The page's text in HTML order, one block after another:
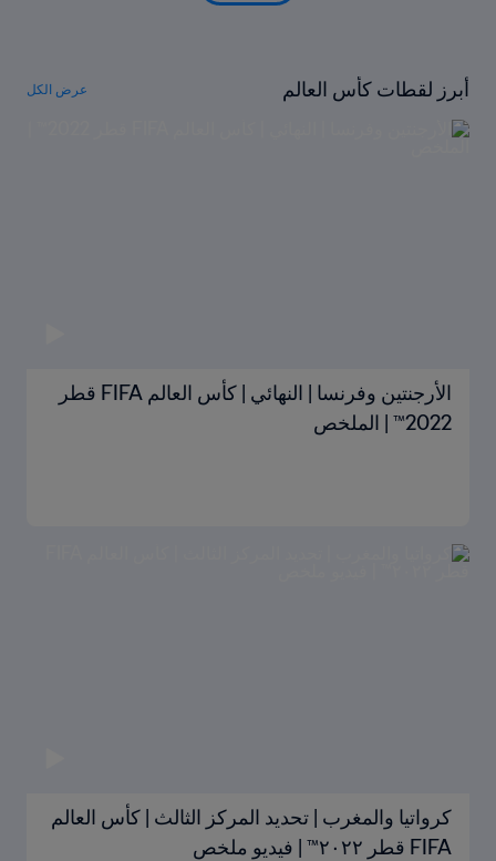
أبرز لقطات كأس العالم عرض الكل
الأرجنتين وفرنسا | النهائي | كأس العالم FIFA قطر
2022™ | الملخص
كرواتيا والمغرب | تحديد المركز الثالث | كأس العالم
FIFA قطر ٢٠٢٢™ | فيديو ملخص